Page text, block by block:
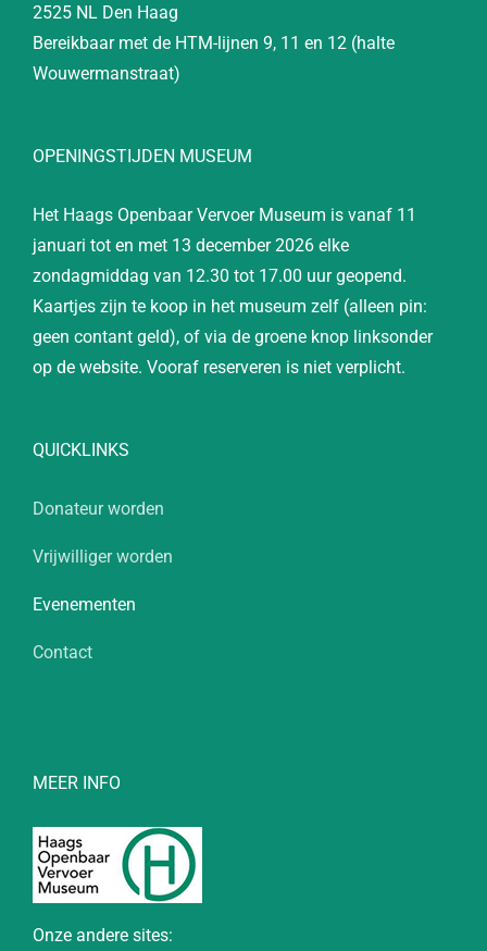
2525 NL Den Haag
Bereikbaar met de HTM-lijnen 9, 11 en 12 (halte
Wouwermanstraat)
OPENINGSTIJDEN MUSEUM
Het Haags Openbaar Vervoer Museum is vanaf 11
januari tot en met 13 december 2026 elke
zondagmiddag van 12.30 tot 17.00 uur geopend.
Kaartjes zijn te koop in het museum zelf (alleen pin:
geen contant geld), of via de groene knop linksonder
op de website. Vooraf reserveren is niet verplicht.
QUICKLINKS
Donateur worden
Vrijwilliger worden
Evenementen
Contact
MEER INFO
Onze andere sites: